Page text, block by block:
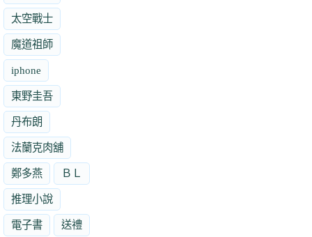
太空戰士
魔道祖師
iphone
東野圭吾
丹布朗
法蘭克肉舖
鄭多燕 ＢＬ
推理小說
電子書 送禮